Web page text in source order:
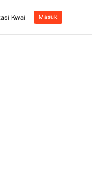
Kwai Masuk